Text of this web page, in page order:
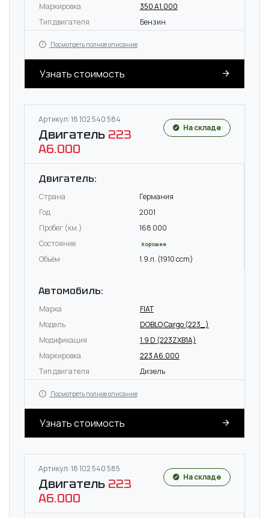
Маркировка
350 A1.000
Тип двигателя
Бензин
Посмотреть полное описание
Узнать стоимость
Артикул: 18 102 540 584
Двигатель 223
A6.000
На складе
Двигатель:
Страна
Германия
Год
2001
Пробег (км.)
168 000
Состояние
Хорошее
Объём 1.9 л. (1910 ccm)
Автомобиль:
Марка
FIAT
Модель
DOBLO Cargo (223_)
Модификация
1.9 D (223ZXB1A)
Маркировка
223 A6.000
Тип двигателя
Дизель
Посмотреть полное описание
Узнать стоимость
Артикул: 18 102 540 585
Двигатель 223
A6.000
На складе